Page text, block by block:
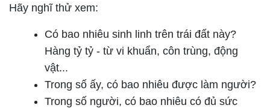
Hãy nghĩ thử xem:
Có bao nhiêu sinh linh trên trái đất này?
Hàng tỷ tỷ - từ vi khuẩn, côn trùng, động
vật...
Trong số ấy, có bao nhiêu được làm người?
Trong số người, có bao nhiêu có đủ sức